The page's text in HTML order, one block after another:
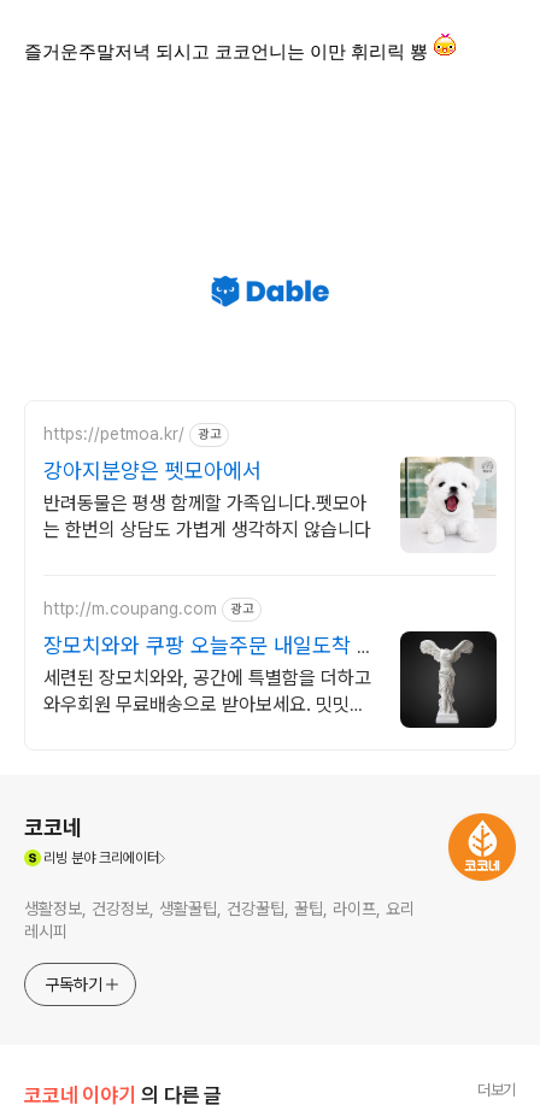
즐거운주말저녁 되시고 코코언니는 이만 휘리릭 뿅
https://petmoa.kr/ 광고
강아지분양은 펫모아에서
반려동물은 평생 함께할 가족입니다.펫모아
는 한번의 상담도 가볍게 생각하지 않습니다
http://m.coupang.com 광고
장모치와와 쿠팡 오늘주문 내일도착 로
켓배송
세련된 장모치와와, 공간에 특별함을 더하고
와우회원 무료배송으로 받아보세요. 밋밋한
코코네
리빙 분야 크리에이터
생활정보, 건강정보, 생활꿀팁, 건강꿀팁, 꿀팁, 라이프, 요리
레시피
구독하기
코코네 이야기 의 다른 글 더보기